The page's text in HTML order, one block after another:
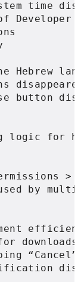
time
Hebrew
button
logic for
>
by